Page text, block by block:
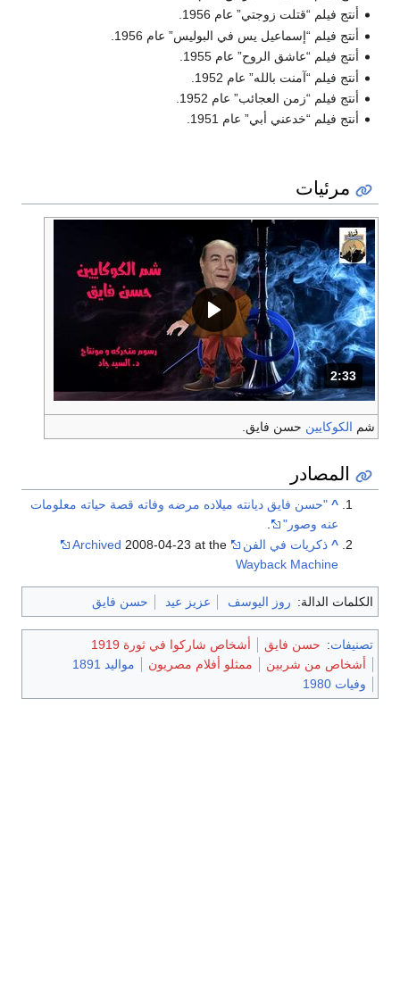
أنتج فيلم “قتلت زوجتي” عام 1956.
أنتج فيلم “إسماعيل يس في البوليس” عام 1956.
أنتج فيلم “عاشق الروح” عام 1955.
أنتج فيلم “آمنت بالله” عام 1952.
أنتج فيلم “زمن العجائب” عام 1952.
أنتج فيلم “خدعني أبي” عام 1951.
مرئيات
المدة: دقائق و 33 ثواني.
2:33
شم الكوكايين حسن فايق.
المصادر
^ "حسن فايق ديانته ميلاده مرضه وفاته قصة حياته معلومات
عنه وصور"
^ ذكريات في الفن Archived 2008-04-23 at the
Wayback Machine
الكلمات الدالة: روز اليوسف عزيز عيد حسن فايق
تصنيفات: حسن فايق
أشخاص شاركوا في ثورة 1919
أشخاص من شربين
ممثلو أفلام مصريون
مواليد 1891
وفيات 1980